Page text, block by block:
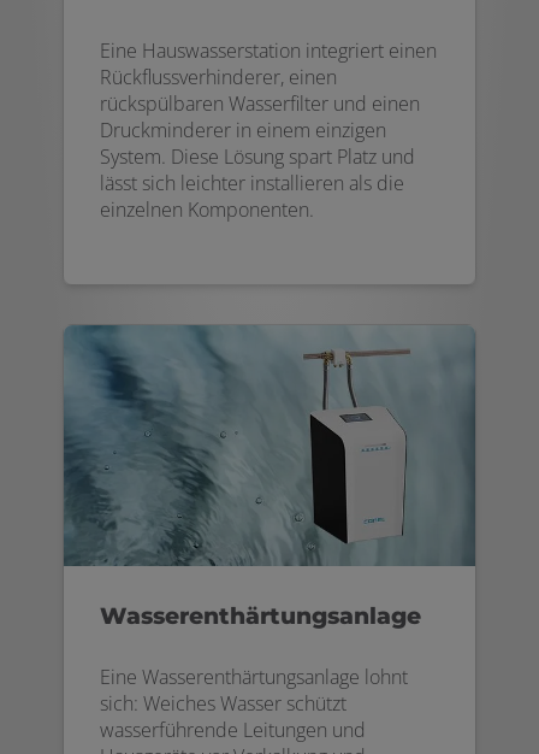
Eine Hauswasserstation integriert einen
Rückflussverhinderer, einen
rückspülbaren Wasserfilter und einen
Druckminderer in einem einzigen
System. Diese Lösung spart Platz und
lässt sich leichter installieren als die
einzelnen Komponenten.
Wasserenthärtungsanlage
Eine Wasserenthärtungsanlage lohnt
sich: Weiches Wasser schützt
wasserführende Leitungen und